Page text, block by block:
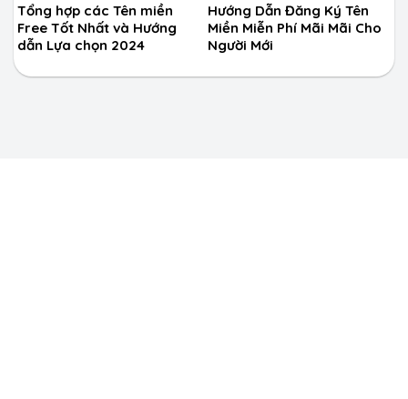
Tổng hợp các Tên miền
Free Tốt Nhất và Hướng
dẫn Lựa chọn 2024
Hướng Dẫn Đăng Ký Tên
Miền Miễn Phí Mãi Mãi Cho
Người Mới